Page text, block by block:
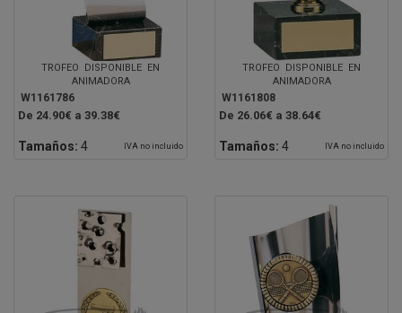
TROFEO DISPONIBLE EN
ANIMADORA
W1161786
De 24.90€ a 39.38€
Tamaños: 4 IVA no incluido
TROFEO DISPONIBLE EN
ANIMADORA
W1161808
De 26.06€ a 38.64€
Tamaños: 4 IVA no incluido